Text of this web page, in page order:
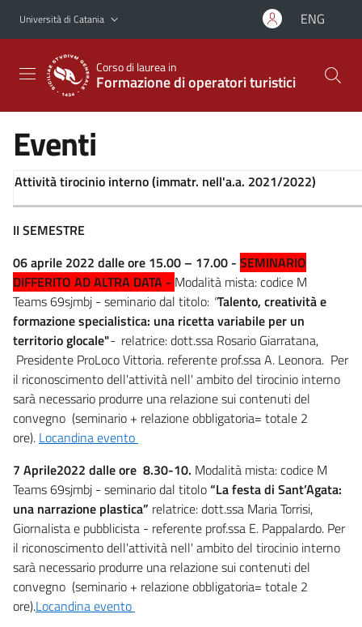
Vai al contenuto principale
Vai al menu di navigazione
Università di Catania ENG
Corso di laurea in
Formazione di operatori turistici
Eventi
Attività tirocinio interno (immatr. nell'a.a. 2021/2022)
II SEMESTRE
06 aprile 2022 dalle ore 15.00 – 17.00 - SEMINARIO
DIFFERITO AD ALTRA DATA - Modalità mista: codice M
Teams 69sjmbj - seminario dal titolo: "Talento, creatività e
formazione specialistica: una ricetta variabile per un
territorio glocale"- relatrice: dott.ssa Rosario Giarratana,
Presidente ProLoco Vittoria. referente prof.ssa A. Leonora. Per
il riconoscimento dell'attività nell' ambito del tirocinio interno
sarà necessario produrre una relazione sui contenuti del
convegno (seminario + relazione obbligatoria= totale 2
ore). Locandina evento
7 Aprile2022 dalle ore 8.30-10. Modalità mista: codice M
Teams 69sjmbj - seminario dal titolo“La festa di Sant’Agata:
una narrazione plastica” relatrice: dott.ssa Maria Torrisi,
Giornalista e pubblicista - referente prof.ssa E. Pappalardo. Per
il riconoscimento dell'attività nell' ambito del tirocinio interno
sarà necessario produrre una relazione sui contenuti del
convegno (seminario + relazione obbligatoria= totale 2
ore).Locandina evento